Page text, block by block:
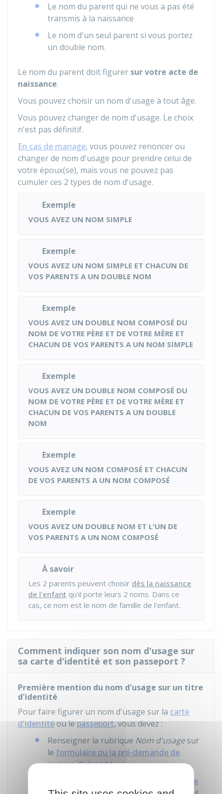
Le nom du parent qui ne vous a pas été
transmis à la naissance
Le nom d'un seul parent si vous portez
un double nom.
Le nom du parent doit figurer sur votre acte de
naissance.
Vous pouvez choisir un nom d'usage à tout âge.
Vous pouvez changer de nom d'usage. Le choix
n'est pas définitif.
En cas de mariage, vous pouvez renoncer ou
changer de nom d'usage pour prendre celui de
votre époux(se), mais vous ne pouvez pas
cumuler ces 2 types de nom d'usage.
Exemple
VOUS AVEZ UN NOM SIMPLE
Exemple
VOUS AVEZ UN NOM SIMPLE ET CHACUN DE
VOS PARENTS A UN DOUBLE NOM
Exemple
VOUS AVEZ UN DOUBLE NOM COMPOSÉ DU
NOM DE VOTRE PÈRE ET DE VOTRE MÈRE ET
CHACUN DE VOS PARENTS A UN NOM SIMPLE
Exemple
VOUS AVEZ UN DOUBLE NOM COMPOSÉ DU
NOM DE VOTRE PÈRE ET DE VOTRE MÈRE ET
CHACUN DE VOS PARENTS A UN DOUBLE
NOM
Exemple
VOUS AVEZ UN NOM COMPOSÉ ET CHACUN
DE VOS PARENTS A UN NOM COMPOSÉ
Exemple
VOUS AVEZ UN DOUBLE NOM ET L'UN DE
VOS PARENTS A UN NOM COMPOSÉ
À savoir
Les 2 parents peuvent choisir dès la naissance
de l'enfant qu'il porte leurs 2 noms. Dans ce
cas, ce nom est le nom de famille de l'enfant.
Comment indiquer son nom d'usage sur
sa carte d'identité et son passeport ?
Première mention du nom d'usage sur un titre
d'identité
Pour faire figurer un nom d'usage sur la carte
d'identitéou lepasseport, vous devez :
Renseigner la rubrique Nom d'usagesur
le formulaire ou la pré-demande de
papiers d'identité
l'état civil du lieu de naissance